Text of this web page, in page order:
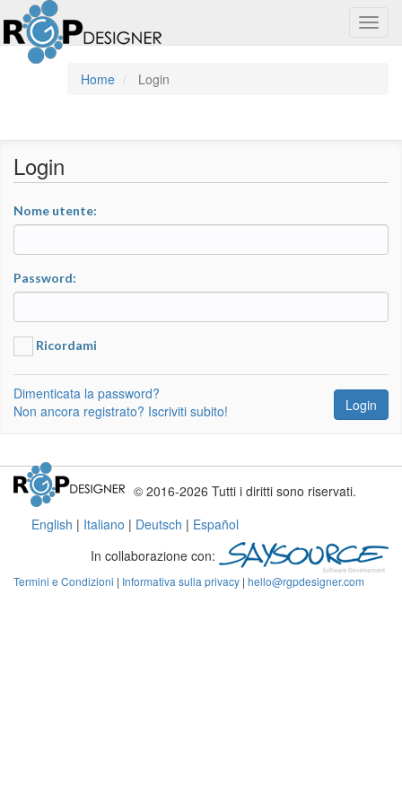
Home Login
Login
Nome utente:
Password:
Ricordami
Dimenticata la password?
Non ancora registrato? Iscriviti subito!
Login
© 2016-2026 Tutti i diritti sono riservati.
English | Italiano | Deutsch | Español
In collaborazione con:
Termini e Condizioni | Informativa sulla privacy | hello@rgpdesigner.com